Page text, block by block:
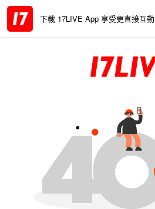
下載 17LIVE App 享受更直接互動